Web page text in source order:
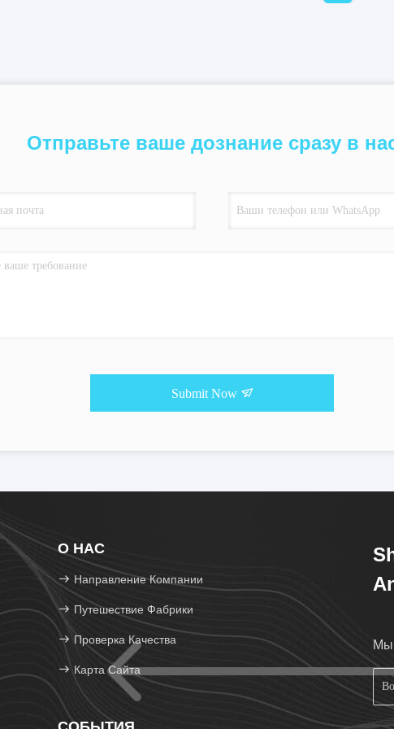
Отправьте ваше дознание сразу в
Submit Now
О НАС
Направление Компании
Путешествие Фабрики
Проверка Качества
Карта Сайта
Мы